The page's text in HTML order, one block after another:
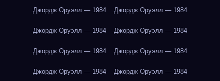
Джордж Оруэлл — 1984 Джордж Оруэлл — 1984
Джордж Оруэлл — 1984 Джордж Оруэлл — 1984
Джордж Оруэлл — 1984 Джордж Оруэлл — 1984
Джордж Оруэлл — 1984 Джордж Оруэлл — 1984